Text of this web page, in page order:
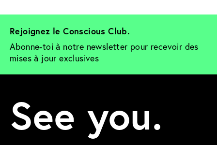
Rejoignez le Conscious Club.
Abonne-toi à notre newsletter pour recevoir des
mises à jour exclusives
See you.